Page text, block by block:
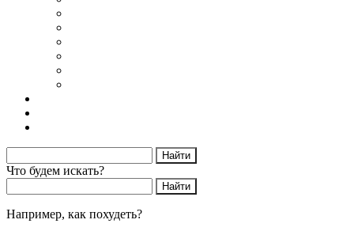
Что будем искать?
Например, как похудеть?